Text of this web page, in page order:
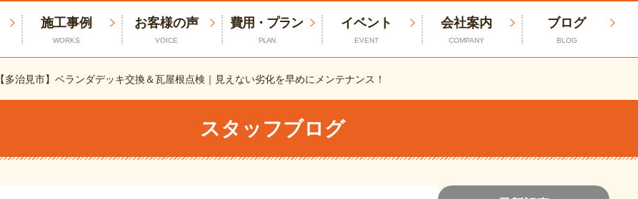
施工事例
WORKS
お客様の声
VOICE
費用・プラン
PLAN
イベント
EVENT
会社案内
COMPANY
ブログ
BLOG
【多治見市】ベランダデッキ交換＆瓦屋根点検｜見えない劣化を早めにメンテナンス！
スタッフブログ